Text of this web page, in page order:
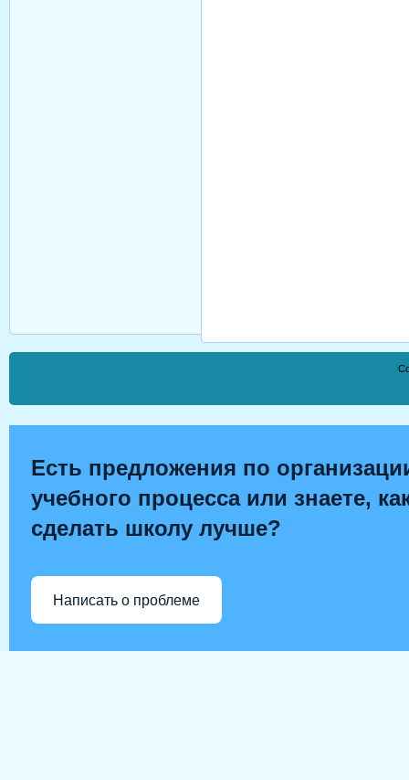
Есть предложения по
учебного процесса или знаете,
сделать школу лучше?
Написать о проблеме